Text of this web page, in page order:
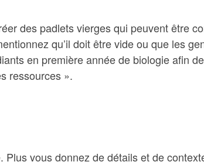
des padlets vierges qui peuvent être
qu’il doit être vide ou que les
en première année de biologie afin
ressources ».
vous donnez de détails et de